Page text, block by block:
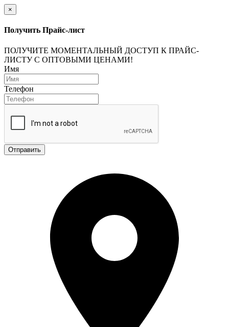
×
Получить Прайс-лист
ПОЛУЧИТЕ МОМЕНТАЛЬНЫЙ ДОСТУП К ПРАЙС-
ЛИСТУ С ОПТОВЫМИ ЦЕНАМИ!
Имя
Телефон
Отправить